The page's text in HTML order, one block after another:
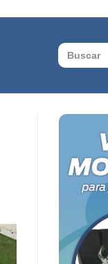
Search
for: